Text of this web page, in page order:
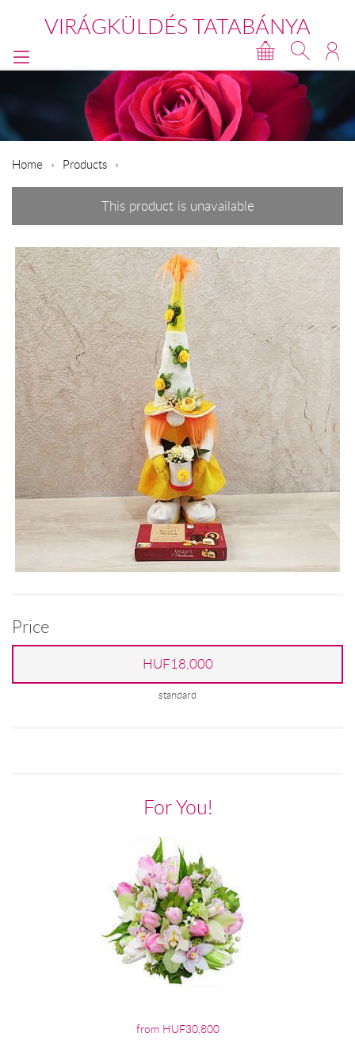
VIRÁGKÜLDÉS TATABÁNYA
Home Products
This product is unavailable
Price
HUF18,000
standard
For You!
from HUF30,800